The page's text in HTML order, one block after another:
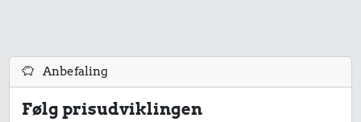
Anbefaling
Følg prisudviklingen